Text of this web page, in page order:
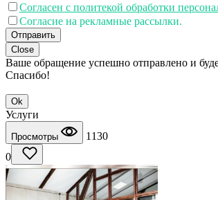
Согласен с политекой обработки
Согласие на рекламные рассылки.
Отправить
Close
Ваше обращение успешно отправлено и
Спасибо!
Ok
Услуги
Просмотры
1130
0